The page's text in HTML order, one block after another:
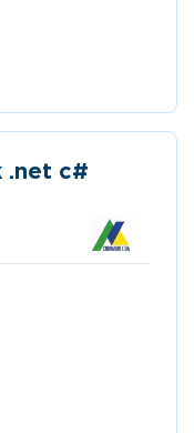
.net c#